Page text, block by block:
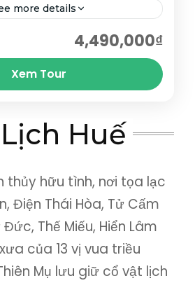
more details
Nà Hill – chốn bồng lai tiên
lá phổi xanh của miền
khí hậu của...
Quảng Trị ,Quy Nhơn
4,490,000₫
Xem Tour
Huế
thủy hữu tình, nơi tọa lạc
Điện Thái Hòa, Tử Cấm
Thế Miếu, Hiển Lâm
của 13 vị vua triều
Mụ lưu giữ cổ vật lịch